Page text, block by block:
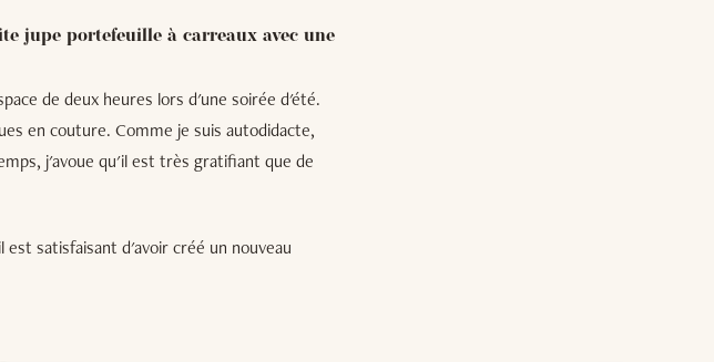
jupe portefeuille à carreaux avec une
de deux heures lors d'une soirée d'été.
en couture. Comme je suis autodidacte,
j'avoue qu'il est très gratifiant que de
satisfaisant d'avoir créé un nouveau